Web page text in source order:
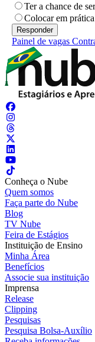
Ter a chance de
Colocar em
Painel de vagas
Conheça o Nube
Quem somos
Faça parte do Nube
Blog
TV Nube
Feira de Estágios
Instituição de Ensino
Minha Área
Benefícios
Associe sua instituição
Imprensa
Release
Clipping
Pesquisas
Pesquisa Bolsa-Auxílio